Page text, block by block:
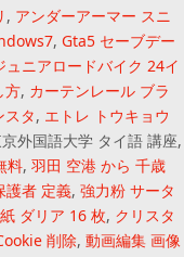
, アンダーアーマー スニ
, Gta5 セーブデー
ュニアロードバイク 24イ
方, カーテンレール ブラ
タ, エトレ トウキョウ
外国語大学 タイ語 講座,
料, 羽田 空港 から 千歳
護者 定義, 強力粉 サータ
ダリア 16 枚, クリスタ
削除, 動画編集 画像